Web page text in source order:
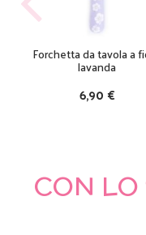
Forchetta da tavola a
lavanda
6,90 €
CON LO